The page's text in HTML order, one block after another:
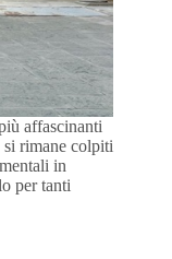
affascinanti
rimane colpiti
in
per tanti